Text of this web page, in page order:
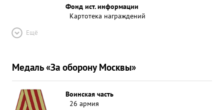
Фонд ист. информации
Картотека награждений
Ещё
Медаль «За оборону Москвы»
Воинская часть
26 армия